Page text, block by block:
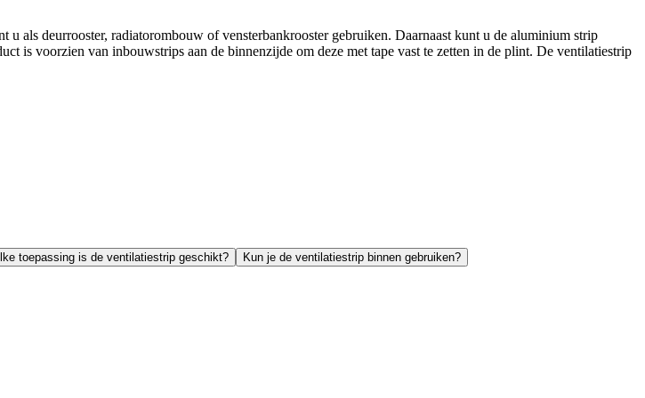
als deurrooster, radiatorombouw of vensterbankrooster gebruiken. Daarnaast kunt u de aluminium strip
is voorzien van inbouwstrips aan de binnenzijde om deze met tape vast te zetten in de plint. De ventilatiestrip
toepassing is de ventilatiestrip geschikt?
Kun je de ventilatiestrip binnen gebruiken?